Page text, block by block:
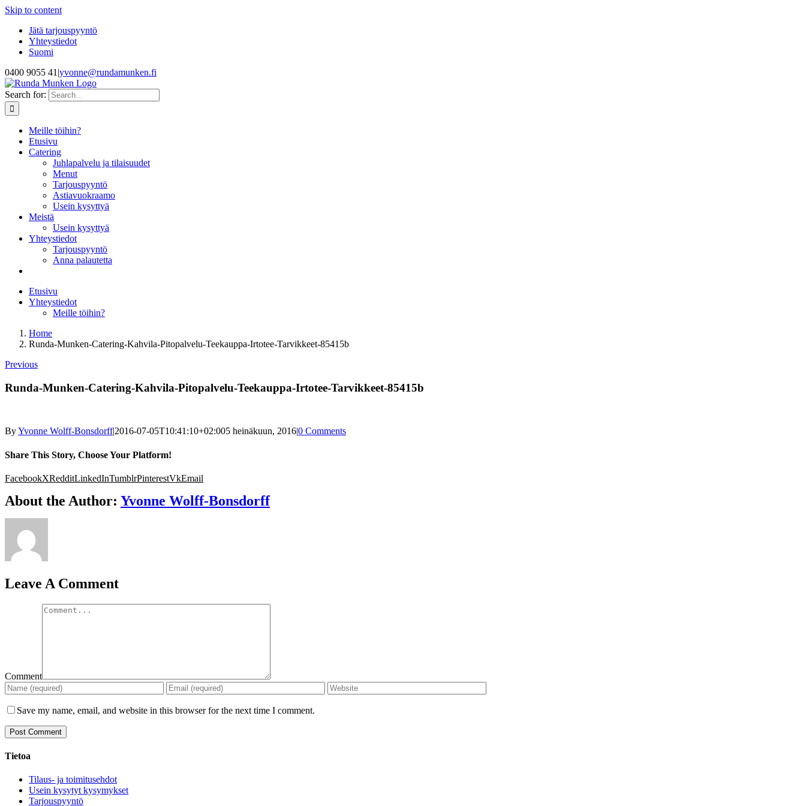
Skip to content
Jätä tarjouspyyntö
Yhteystiedot
Suomi
0400 9055 41 |yvonne@rundamunken.fi
Search for:
Meille töihin?
Etusivu
Catering
Juhlapalvelu ja tilaisuudet
Menut
Tarjouspyyntö
Astiavuokraamo
Usein kysyttyä
Meistä
Usein kysyttyä
Yhteystiedot
Tarjouspyyntö
Anna palautetta
Etusivu
Yhteystiedot
Meille töihin?
Home
Runda-Munken-Catering-Kahvila-Pitopalvelu-Teekauppa-Irtotee-Tarvikkeet-85415b
Previous
Runda-Munken-Catering-Kahvila-Pitopalvelu-Teekauppa-Irtotee-Tarvikkeet-85415b
ByYvonne Wolff-Bonsdorff|2016-07-05T10:41:10+02:005 heinäkuun, 2016|0 Comments
Share This Story, Choose Your Platform!
FacebookXRedditLinkedInTumblrPinterestVkEmail
About the Author: Yvonne Wolff-Bonsdorff
Leave A Comment
Comment
Save my name, email, and website in this browser for the next time I comment.
Tietoa
Tilaus- ja toimitusehdot
Usein kysytyt kysymykset
Tarjouspyyntö